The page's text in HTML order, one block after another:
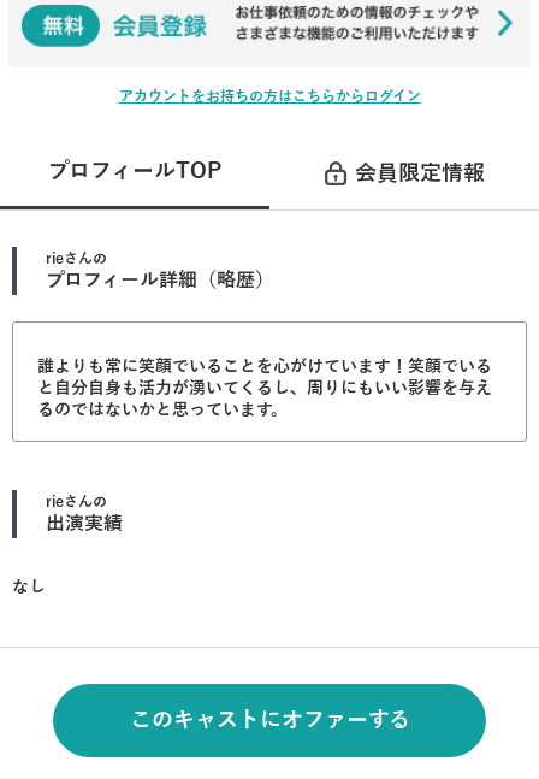
アカウントをお持ちの方はこちらからログイン
プロフィールTOP 会員限定情報
rieさんの
プロフィール詳細（略歴）
誰よりも常に笑顔でいることを心がけています！笑顔でいる
と自分自身も活力が湧いてくるし、周りにもいい影響を与え
るのではないかと思っています。
rieさんの
出演実績
なし
このキャストにオファーする